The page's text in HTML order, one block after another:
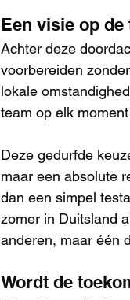
Een visie op
Achter deze
voorbereiden
lokale
team op elk
Deze gedurfde
maar een absolute
dan een simpel
zomer in Duitsland
anderen, maar één
Wordt de